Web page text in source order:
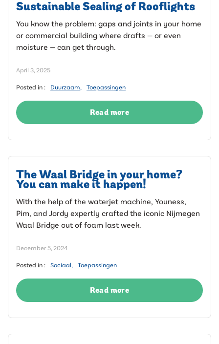
Sustainable Sealing of Rooflights
You know the problem: gaps and joints in your home
or commercial building where drafts — or even
moisture — can get through.
April 3, 2025
Posted in : Duurzaam, Toepassingen
Read more
The Waal Bridge in your home?
You can make it happen!
With the help of the waterjet machine, Youness,
Pim, and Jordy expertly crafted the iconic Nijmegen
Waal Bridge out of foam last week.
December 5, 2024
Posted in : Sociaal, Toepassingen
Read more